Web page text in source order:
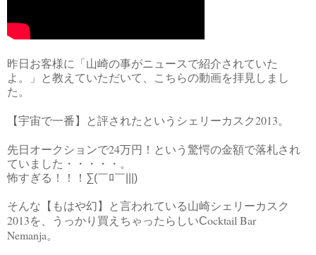
昨日お客様に「山崎の事がニュースで紹介されていた
よ。」と教えていただいて、こちらの動画を拝見しまし
た。
【宇宙で一番】と評されたというシェリーカスク2013。
先日オークションで24万円！という驚愕の金額で落札され
ていました・・・・・。
怖すぎる！！！∑(￣ﾛ￣|||)
そんな【もはや幻】と言われている山崎シェリーカスク
2013を、うっかり買えちゃったらしいCocktail Bar
Nemanja。